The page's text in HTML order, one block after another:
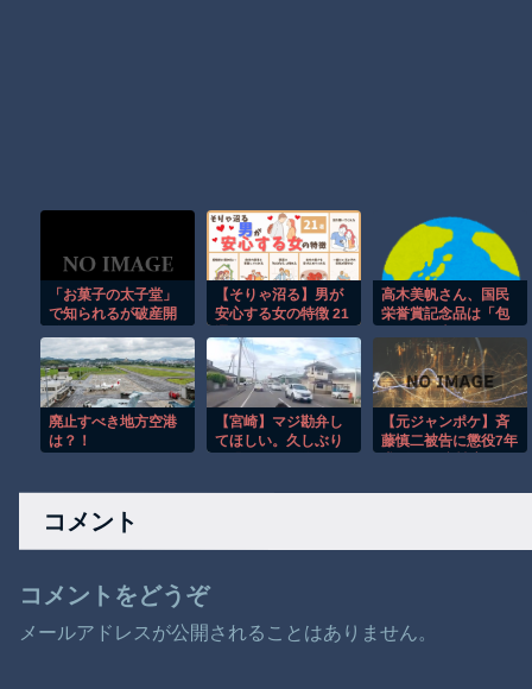
「お菓子の太子堂」
で知られるが破産開
【そりゃ沼る】男が
安心する女の特徴 21
高木美帆さん、国民
栄誉賞記念品は「包
第１号の王貞治さん
は「鷲の剥製」、長
嶋茂雄さん＆松井秀
喜さんは「純金製バ
ット」 [8/5]
廃止すべき地方空港
は？！
【宮崎】マジ勘弁し
てほしい。久しぶり
【元ジャンポケ】斉
藤慎二被告に懲役7年
コメント
コメントをどうぞ
メールアドレスが公開されることはありません。